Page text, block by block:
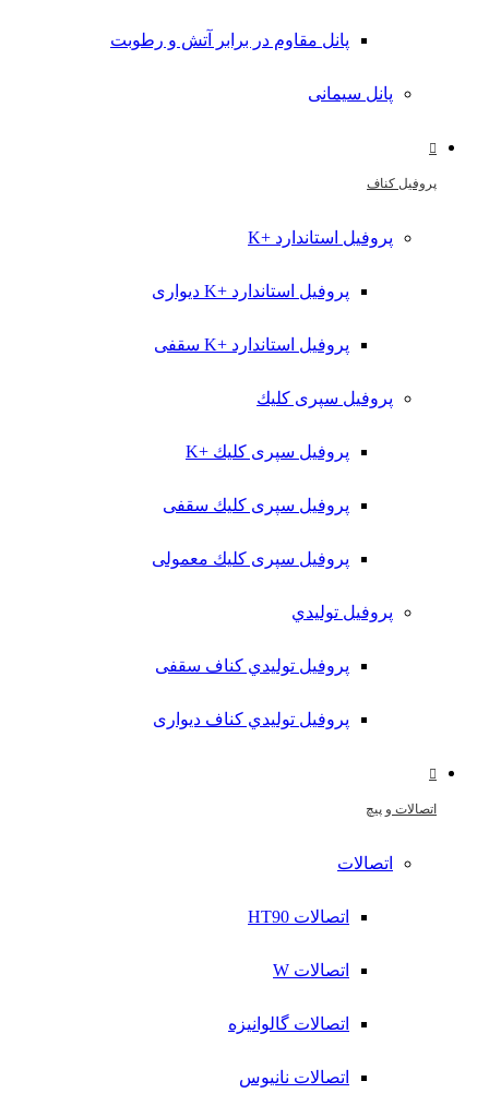
پانل مقاوم در برابر آتش و رطوبت
پانل سیمانی
پروفیل کناف
پروفیل استاندارد +K
پروفیل استاندارد +K دیواری
پروفیل استاندارد +K سقفی
پروفیل سپری کلیك
پروفیل سپری کلیك +K
پروفیل سپری کلیك سقفی
پروفیل سپری کلیك معمولی
پروفیل تولیدي
پروفیل تولیدي کناف سقفی
پروفیل تولیدي کناف دیواری
اتصالات و پیچ
اتصالات
اتصالات HT90
اتصالات W
اتصالات گالوانیزه
اتصالات نانیوس